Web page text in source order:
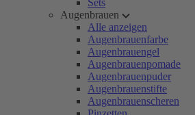
Sets
Augenbrauen
Alle anzeigen
Augenbrauenfarbe
Augenbrauengel
Augenbrauenpomade
Augenbrauenpuder
Augenbrauenstifte
Augenbrauenscheren